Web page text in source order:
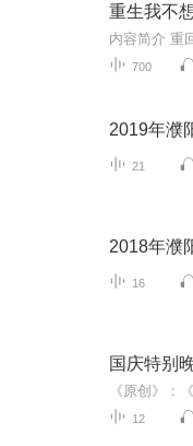
重生我不
700
2019年濮
21
2018年濮
16
国庆特别
12